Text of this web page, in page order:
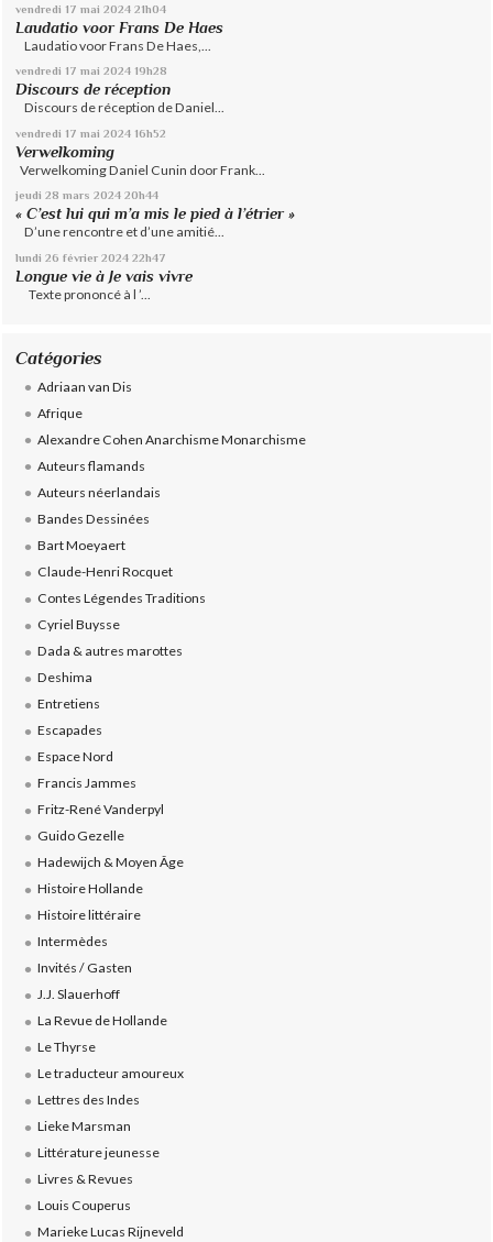
vendredi 17 mai 2024 21h04
Laudatio voor Frans De Haes
Laudatio voor Frans De Haes,...
vendredi 17 mai 2024 19h28
Discours de réception
Discours de réception de Daniel...
vendredi 17 mai 2024 16h52
Verwelkoming
Verwelkoming Daniel Cunin door Frank...
jeudi 28 mars 2024 20h44
« C’est lui qui m’a mis le pied à l’étrier »
D’une rencontre et d’une amitié...
lundi 26 février 2024 22h47
Longue vie à Je vais vivre
Texte prononcé à l ’...
Catégories
Adriaan van Dis
Afrique
Alexandre Cohen Anarchisme Monarchisme
Auteurs flamands
Auteurs néerlandais
Bandes Dessinées
Bart Moeyaert
Claude-Henri Rocquet
Contes Légendes Traditions
Cyriel Buysse
Dada & autres marottes
Deshima
Entretiens
Escapades
Espace Nord
Francis Jammes
Fritz-René Vanderpyl
Guido Gezelle
Hadewijch & Moyen Âge
Histoire Hollande
Histoire littéraire
Intermèdes
Invités / Gasten
J.J. Slauerhoff
La Revue de Hollande
Le Thyrse
Le traducteur amoureux
Lettres des Indes
Lieke Marsman
Littérature jeunesse
Livres & Revues
Louis Couperus
Marieke Lucas Rijneveld